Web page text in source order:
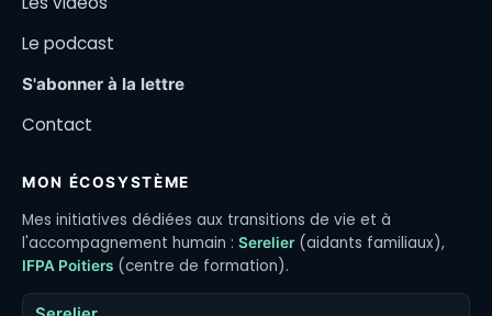
Le podcast
S'abonner à la lettre
Contact
MON ÉCOSYSTÈME
Mes initiatives dédiées aux transitions de vie et à
l'accompagnement humain : Serelier (aidants familiaux),
IFPA Poitiers (centre de formation).